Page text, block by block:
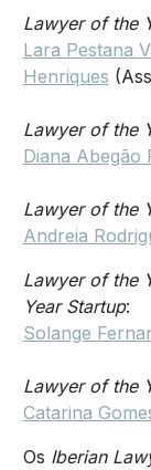
Lawyer of the
Lara Pestana
Henriques
Lawyer of the
Diana Abegão
Lawyer of the
Andreia
Lawyer of the
Year Startup:
Solange
Lawyer of the
Catarina
Os Iberian